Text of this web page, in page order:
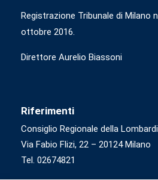
Registrazione Tribunale di Milano
ottobre 2016.
Direttore Aurelio Biassoni
Riferimenti
Consiglio Regionale della
Via Fabio Flizi, 22 – 20124 Milano
Tel. 02674821